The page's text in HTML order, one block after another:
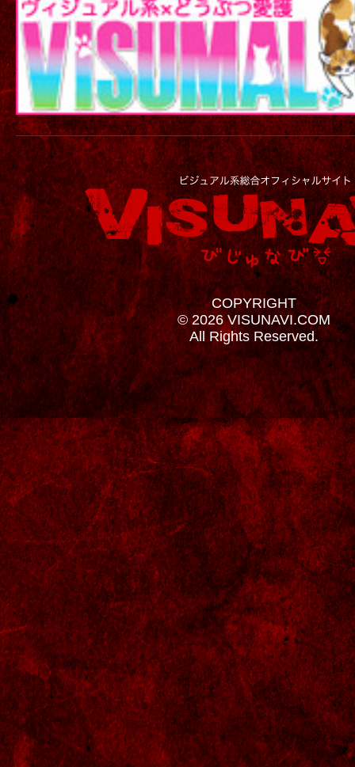
COPYRIGHT
© 2026 VISUNAVI.COM
All Rights Reserved.